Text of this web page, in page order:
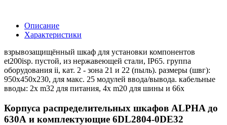
Описание
Характеристики
взрывозащищённый шкаф для установки компонентов
et200isp. пустой, из нержавеющей стали, IP65. группа
оборудования ii, кат. 2 - зона 21 и 22 (пыль). размеры (швг):
950x450x230, для макс. 25 модулей ввода/вывода. кабельные
вводы: 2x m32 для питания, 4x m20 для шины и 66x
Корпуса распределительных шкафов ALPHA до
630А и комплектующие 6DL2804-0DE32